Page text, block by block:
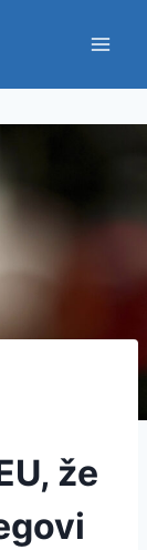
že